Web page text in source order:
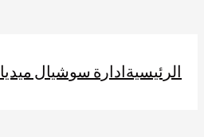
المحتوى
الرئيسيةادارة سوشيال ميديا